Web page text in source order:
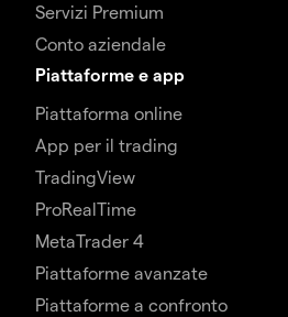
Servizi Premium
Conto aziendale
Piattaforme e app
Piattaforma online
App per il trading
TradingView
ProRealTime
MetaTrader 4
Piattaforme avanzate
Piattaforme a confronto